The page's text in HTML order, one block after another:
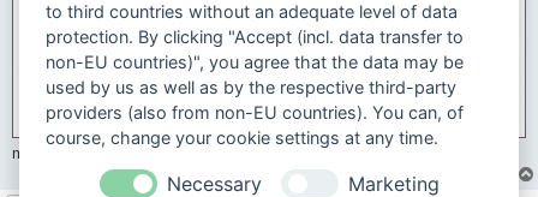
mit stollenreifen wirds anders...
to third countries without an adequate level of data
protection. By clicking "Accept (incl. data transfer to
non-EU countries)", you agree that the data may be
used by us as well as by the respective third-party
providers (also from non-EU countries). You can, of
course, change your cookie settings at any time.
Necessary Marketing